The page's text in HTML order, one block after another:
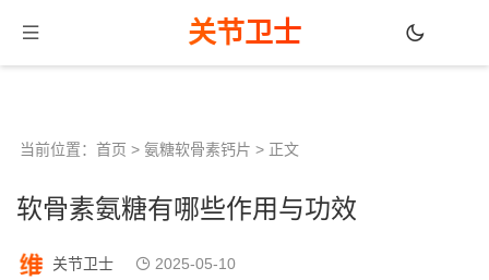
关节卫士
当前位置： 首页 > 氨糖软骨素钙片 > 正文
软骨素氨糖有哪些作用与功效
关节卫士 2025-05-10